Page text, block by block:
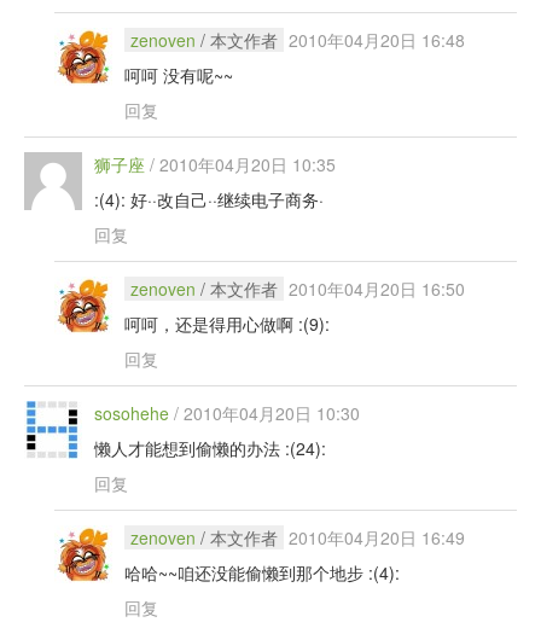
zenoven / 本文作者 2010年04月20日 16:48
呵呵 没有呢~~
回复
狮子座 / 2010年04月20日 10:35
:(4): 好··改自己··继续电子商务·
回复
zenoven / 本文作者 2010年04月20日 16:50
呵呵，还是得用心做啊 :(9):
回复
sosohehe / 2010年04月20日 10:30
懒人才能想到偷懒的办法 :(24):
回复
zenoven / 本文作者 2010年04月20日 16:49
哈哈~~咱还没能偷懒到那个地步 :(4):
回复